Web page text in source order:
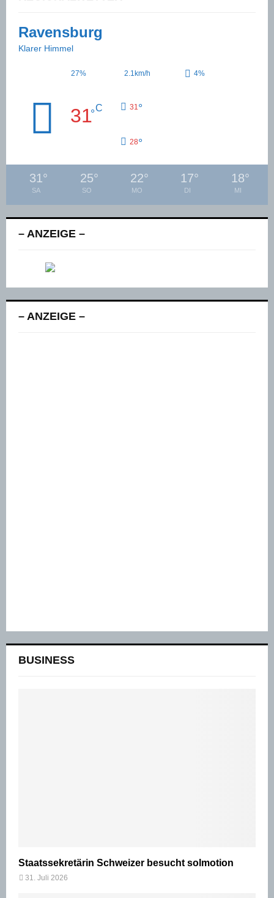
Ravensburg
Klarer Himmel
27% 2.1km/h 4%
31°C 31°
28°
31°
SA
25°
SO
22°
MO
17°
DI
18°
MI
– ANZEIGE –
– ANZEIGE –
BUSINESS
Staatssekretärin Schweizer besucht solmotion
31. Juli 2026